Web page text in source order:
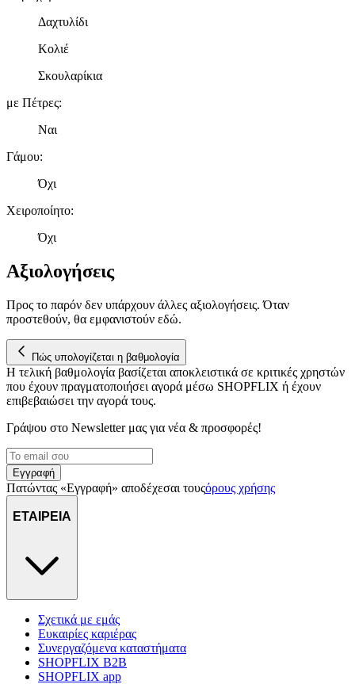
Δαχτυλίδι
Κολιέ
Σκουλαρίκια
με Πέτρες:
Ναι
Γάμου:
Όχι
Χειροποίητο:
Όχι
Αξιολογήσεις
Προς το παρόν δεν υπάρχουν άλλες αξιολογήσεις. Όταν
προστεθούν, θα εμφανιστούν εδώ.
Πώς υπολογίζεται η βαθμολογία
Η τελική βαθμολογία βασίζεται αποκλειστικά σε κριτικές χρηστών
που έχουν πραγματοποιήσει αγορά μέσω SHOPFLIX ή έχουν
επιβεβαιώσει την αγορά τους.
Γράψου στο Νewsletter μας για νέα & προσφορές!
Εγγραφή
Πατώντας «Εγγραφή» αποδέχεσαι τουςόρους χρήσης
ΕΤΑΙΡΕΙΑ
Σχετικά με εμάς
Ευκαιρίες καριέρας
Συνεργαζόμενα καταστήματα
SHOPFLIX B2B
SHOPFLIX app